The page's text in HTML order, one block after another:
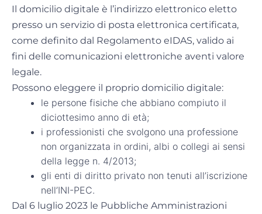
Il domicilio digitale è l’indirizzo elettronico eletto
presso un servizio di posta elettronica certificata,
come definito dal Regolamento eIDAS, valido ai
fini delle comunicazioni elettroniche aventi valore
legale.
Possono eleggere il proprio domicilio digitale:
le persone fisiche che abbiano compiuto il
diciottesimo anno di età;
i professionisti che svolgono una professione
non organizzata in ordini, albi o collegi ai sensi
della legge n. 4/2013;
gli enti di diritto privato non tenuti all’iscrizione
nell’INI-PEC.
Dal 6 luglio 2023 le Pubbliche Amministrazioni